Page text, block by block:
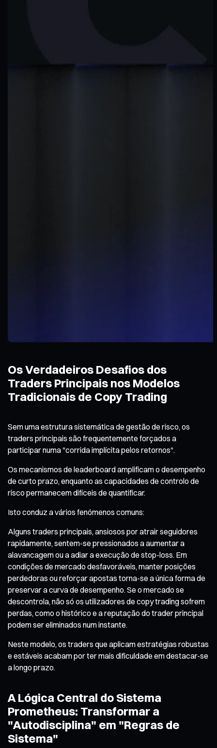
Os Verdadeiros Desafios dos
Traders Principais nos Modelos
Tradicionais de Copy Trading
Sem uma estrutura sistemática de gestão de risco, os
traders principais são frequentemente forçados a
participar numa "corrida implícita pelos retornos".
Os mecanismos de leaderboard amplificam o desempenho
de curto prazo, enquanto as capacidades de controlo de
risco permanecem difíceis de quantificar.
Isto conduz a vários fenómenos comuns:
Alguns traders principais, ansiosos por atrair seguidores
rapidamente, sentem-se pressionados a aumentar a
alavancagem ou a adiar a execução de stop-loss. Em
condições de mercado desfavoráveis, manter posições
perdedoras ou reforçar apostas torna-se a única forma de
preservar a curva de desempenho. Se o mercado se
descontrola, não só os utilizadores de copy trading sofrem
perdas, como o histórico e a reputação do trader principal
podem ser eliminados num instante.
Neste modelo, os traders que aplicam estratégias robustas
e estáveis acabam por ter mais dificuldade em destacar-se
a longo prazo.
A Lógica Central do Sistema
Prometheus: Transformar a
"Autodisciplina" em "Regras de
Sistema"